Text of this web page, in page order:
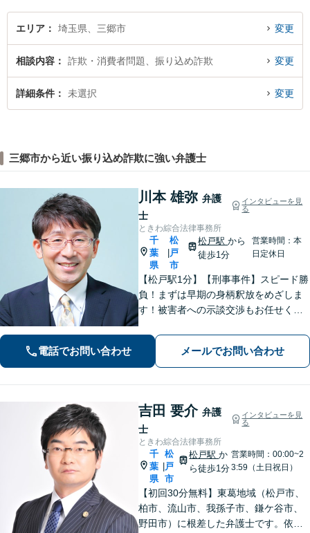
エリア 埼玉県、三郷市 変更
相談内容 詐欺・消費者問題、振り込め詐欺 変更
詳細条件 未選択 変更
三郷市から近い振り込め詐欺に強い弁護士
川本 雄弥 弁護
士
インタビューを見
る
ときわ綜合法律事務所
千
葉
県
松
戸
市
松戸駅から
徒歩1分
営業時間：本
日定休日
【松戸駅1分】【刑事事件】スピード勝
負！まずは早期の身柄釈放をめざしま
す！被害者への示談交渉もお任せくだ
も」で悩んでいませんか？証拠の集め
方や交渉の進め方には自信がありま
す。調停もお任せください。
電話でお問い合わせ メールでお問い合わせ
吉田 要介 弁護
士
インタビューを見
る
ときわ綜合法律事務所
千
葉
県
松
戸
市
松戸駅か
ら徒歩1分
営業時間：00:00~2
3:59（土日祝日）
【初回30分無料】東葛地域（松戸市、
柏市、流山市、我孫子市、鎌ケ谷市、
野田市）に根差した弁護士です。依頼